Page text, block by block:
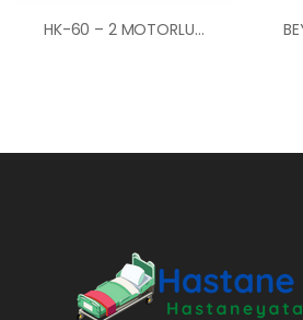
HK-60 – 2 MOTORLU ABS HASTANE TİPİ HASTA KARYOLASI ANKARA HASTA KARYOLASI KİRALAMA VE SATIŞ